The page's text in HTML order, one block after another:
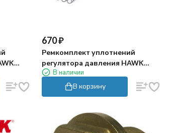
670₽
Ремкомплект уплотнений
регулятора давления HAWK
VBT-VBA
В наличии
В корзину